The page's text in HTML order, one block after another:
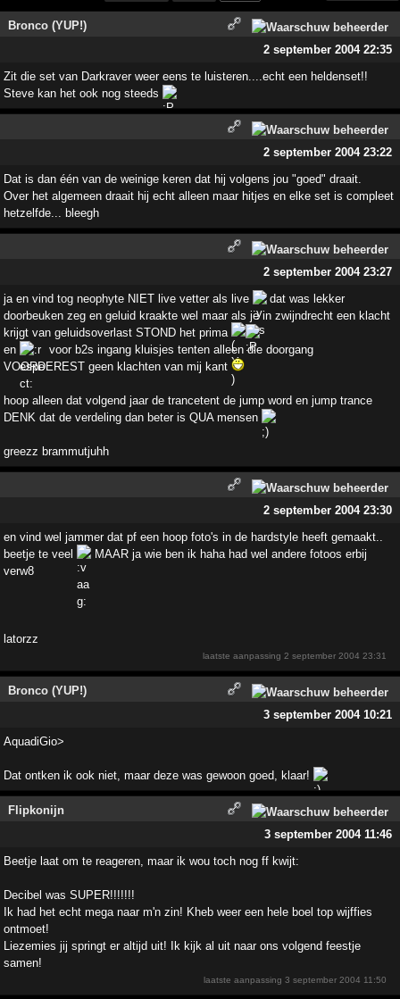
Bronco (YUP!)
2 september 2004 22:35
Zit die set van Darkraver weer eens te luisteren....echt een heldenset!!
Steve kan het ook nog steeds
2 september 2004 23:22
Dat is dan één van de weinige keren dat hij volgens jou "goed" draait.
Over het algemeen draait hij echt alleen maar hitjes en elke set is compleet
hetzelfde... bleegh
2 september 2004 23:27
ja en vind tog neophyte NIET live vetter als live
dat was lekker
doorbeuken zeg en geluid kraakte wel maar als je in zwijndrecht een klacht
krijgt van geluidsoverlast STOND het prima
en
voor b2s ingang kluisjes tenten alleen die doorgang
VOORDEREST geen klachten van mij kant
hoop alleen dat volgend jaar de trancetent de jump word en jump trance
DENK dat de verdeling dan beter is QUA mensen
greezz brammutjuhh
2 september 2004 23:30
en vind wel jammer dat pf een hoop foto's in de hardstyle heeft gemaakt..
beetje te veel
MAAR ja wie ben ik haha had wel andere fotoos erbij
verw8
latorzz
laatste aanpassing2 september 2004 23:31
Bronco (YUP!)
3 september 2004 10:21
AquadiGio>
Dat ontken ik ook niet, maar deze was gewoon goed, klaar!
Flipkonijn
3 september 2004 11:46
Beetje laat om te reageren, maar ik wou toch nog ff kwijt:
Decibel was SUPER!!!!!!!
Ik had het echt mega naar m'n zin! Kheb weer een hele boel top wijffies
ontmoet!
Liezemies jij springt er altijd uit! Ik kijk al uit naar ons volgend feestje
samen!
laatste aanpassing3 september 2004 11:50